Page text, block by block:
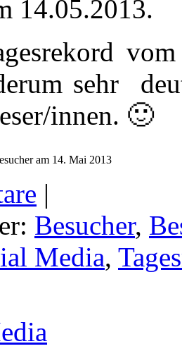
14.05.2013.
sehr
innen. 🙂
am 14. Mai 2013
|
Besucher,
Media,